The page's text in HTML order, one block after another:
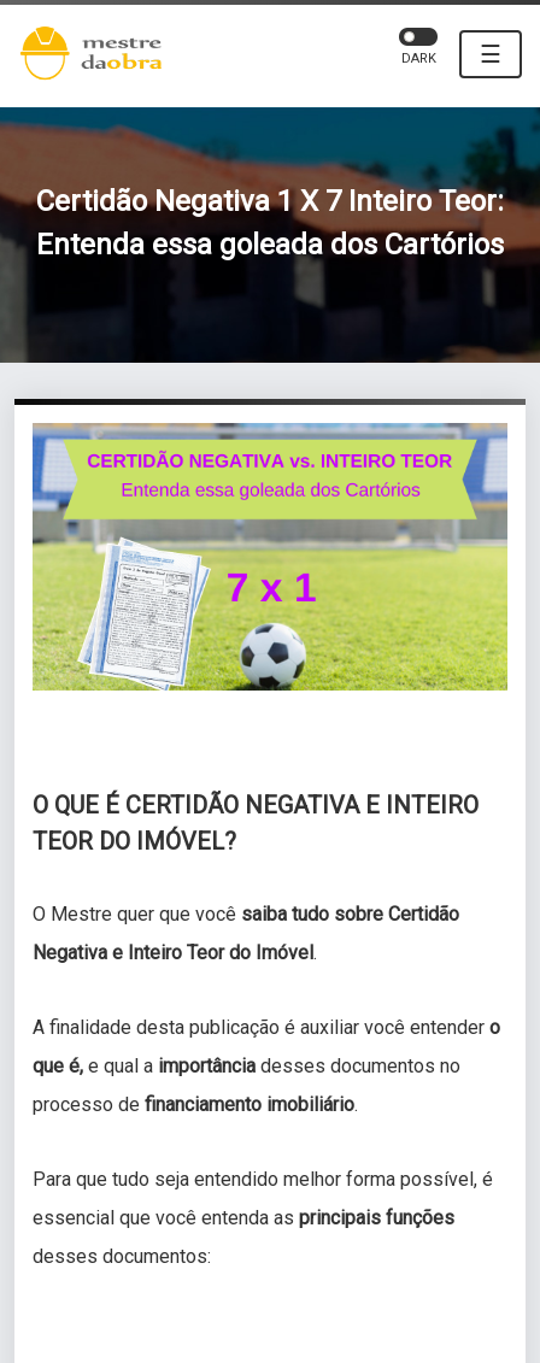
☰
DARK
Certidão Negativa 1 X 7 Inteiro Teor:
Entenda essa goleada dos Cartórios
O QUE É CERTIDÃO NEGATIVA E INTEIRO
TEOR DO IMÓVEL?
O Mestre quer que você saiba tudo sobre Certidão
Negativa e Inteiro Teor do Imóvel.
A finalidade desta publicação é auxiliar você entender o
que é, e qual a importância desses documentos no
processo de financiamento imobiliário.
Para que tudo seja entendido melhor forma possível, é
essencial que você entenda as principais funções
desses documentos: